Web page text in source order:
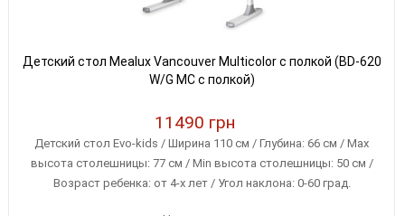
Детский стол Mealux Vancouver Multicolor с полкой (BD-620
W/G MC с полкой)
11490 грн
Детский стол Evo-kids / Ширина 110 см / Глубина: 66 см / Max
высота столешницы: 77 см / Min высота столешницы: 50 см /
Возраст ребенка: от 4-х лет / Угол наклона: 0-60 град.